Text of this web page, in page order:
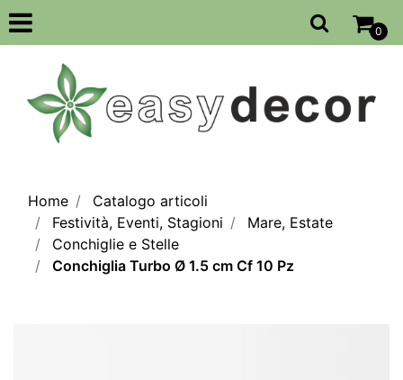
Open
0
Home
Catalogo articoli
Festività, Eventi, Stagioni
Mare, Estate
Conchiglie e Stelle
Conchiglia Turbo Ø 1.5 cm Cf 10 Pz